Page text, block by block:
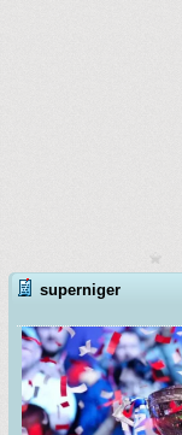
superniger